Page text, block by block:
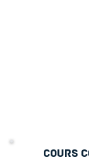
COURS